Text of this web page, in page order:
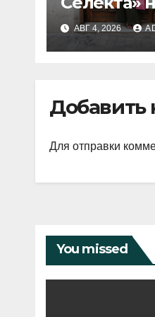
fashion-
2026 года
АВГ 4, 2026
Добавить
Для отправки
You missed